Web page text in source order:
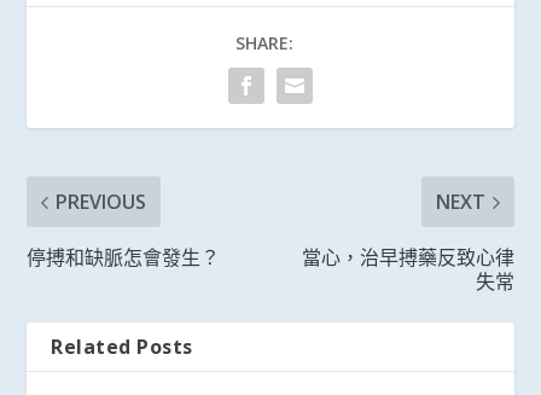
SHARE:
PREVIOUS
停搏和缺脈怎會發生？
NEXT
當心，治早搏藥反致心律
失常
Related Posts